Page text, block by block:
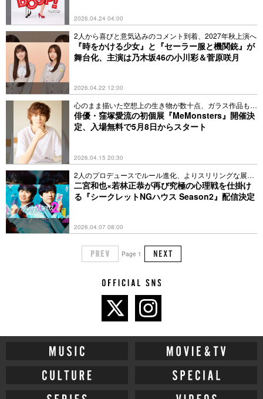
2026.04.24 04:00
2人から喜びと意気込みのコメント到着、2027年秋上演へ
『時をかける少女』と『セーラー服と機関銃』が
舞台化、主演は乃木坂46の小川彩＆菅原咲月
2026.04.22 12:00
心のまま描いた空想上の生き物が数十点、ガラス作品も初
挑戦
俳優・窪塚愛流の初個展『MeMonsters』開催決
定、入場無料で5月8日からスタート
2026.04.15 20:30
2人のプロデュースでルール進化、よりスリリングな展開
に
二宮和也×若林正恭が再び究極の心理戦を仕掛け
る『シークレットNGハウス Season2』配信決定
2026.04.07 08:00
Page 1